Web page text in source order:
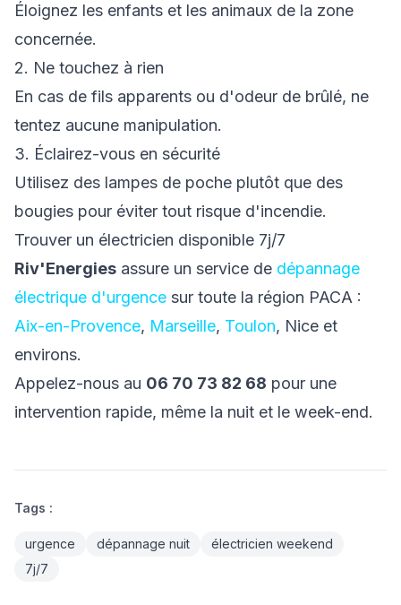
Éloignez les enfants et les animaux de la zone
concernée.
2. Ne touchez à rien
En cas de fils apparents ou d'odeur de brûlé, ne
tentez aucune manipulation.
3. Éclairez-vous en sécurité
Utilisez des lampes de poche plutôt que des
bougies pour éviter tout risque d'incendie.
Trouver un électricien disponible 7j/7
Riv'Energies assure un service de dépannage
électrique d'urgence sur toute la région PACA :
Aix-en-Provence, Marseille, Toulon, Nice et
environs.
Appelez-nous au 06 70 73 82 68 pour une
intervention rapide, même la nuit et le week-end.
Tags :
urgence dépannage nuit
électricien weekend
7j/7